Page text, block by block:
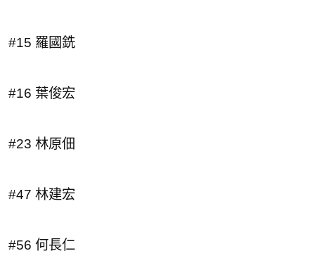
#15 羅國銑
#16 葉俊宏
#23 林原佃
#47 林建宏
#56 何長仁